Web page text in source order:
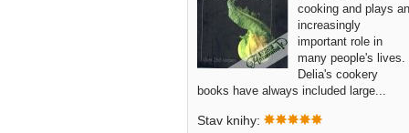
cooking and plays an
increasingly
important role in
many people's lives.
Delia's cookery
books have always included large...
Stav knihy: